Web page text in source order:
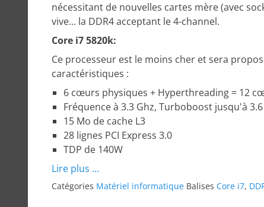
nécessitant de nouvelles cartes mère (avec
vive... la DDR4 acceptant le 4-channel.
Core i7 5820k:
Ce processeur est le moins cher et sera
caractéristiques :
6 cœurs physiques + Hyperthreading = 12
Fréquence à 3.3 Ghz, Turboboost jusqu'à
15 Mo de cache L3
28 lignes PCI Express 3.0
TDP de 140W
Lire plus ...
Catégories Matériel informatique Balises Core i7,